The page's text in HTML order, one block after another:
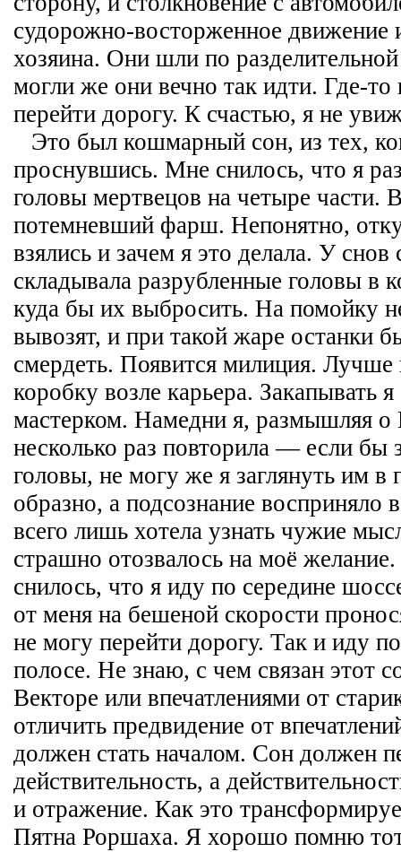
судорожно-восторженное движение
хозяина. Они шли по
могли же они вечно так идти. Где-то
перейти дорогу. К счастью, я не
Это был кошмарный сон, из тех,
проснувшись. Мне снилось, что я
головы мертвецов на четыре части.
потемневший фарш. Непонятно,
взялись и зачем я это делала. У снов
складывала разрубленные головы в
куда бы их выбросить. На помойку
вывозят, и при такой жаре останки
смердеть. Появится милиция. Лучше
коробку возле карьера. Закапывать я
мастерком. Намедни я, размышляя о
несколько раз повторила — если бы
головы, не могу же я заглянуть им в
образно, а подсознание восприняло
всего лишь хотела узнать чужие
страшно отозвалось на моё
снилось, что я иду по середине
от меня на бешеной скорости
не могу перейти дорогу. Так и иду
полосе. Не знаю, с чем связан этот
Векторе или впечатлениями от
отличить предвидение от
должен стать началом. Сон должен
действительность, а
и отражение. Как это
Пятна Роршаха. Я хорошо помню